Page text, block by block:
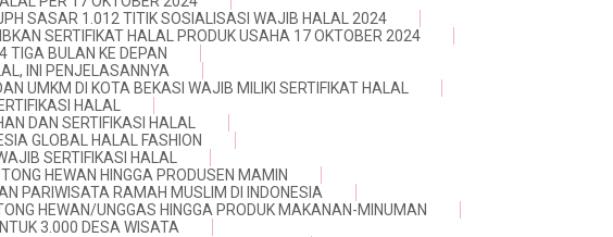
SASAR 1.012 TITIK SOSIALISASI WAJIB HALAL 2024
SERTIFIKAT HALAL PRODUK USAHA 17 OKTOBER 2024
BULAN KE DEPAN
INI PENJELASANNYA
UMKM DI KOTA BEKASI WAJIB MILIKI SERTIFIKAT HALAL
HALAL
DAN SERTIFIKASI HALAL
GLOBAL HALAL FASHION
SERTIFIKASI HALAL
HEWAN HINGGA PRODUSEN MAMIN
PARIWISATA RAMAH MUSLIM DI INDONESIA
HEWAN/UNGGAS HINGGA PRODUK MAKANAN-MINUMAN
3.000 DESA WISATA